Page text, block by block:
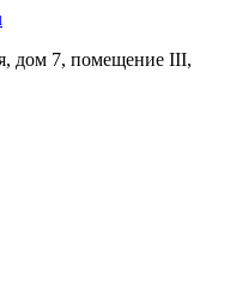
дом 7, помещение III,